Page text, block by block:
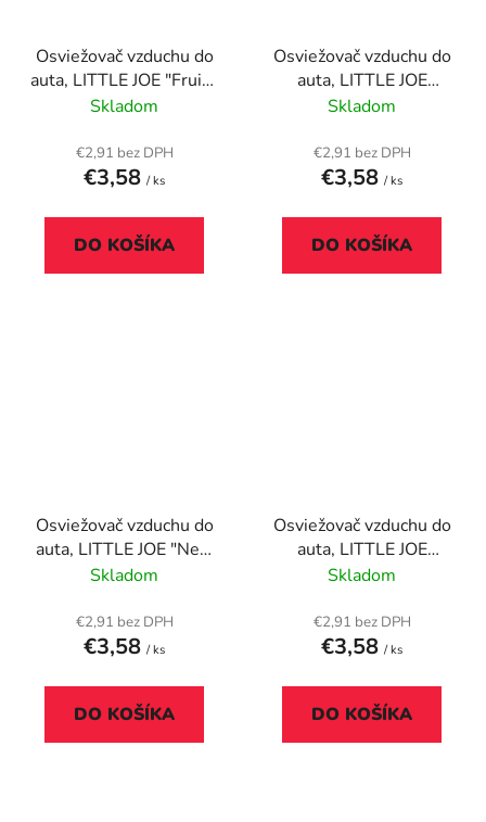
Osviežovač vzduchu do
auta, LITTLE JOE "Fruit",
oranžový
Skladom
€2,91 bez DPH
€3,58 / ks
DO KOŠÍKA
Osviežovač vzduchu do
auta, LITTLE JOE
"Cherry", červený
Skladom
€2,91 bez DPH
€3,58 / ks
DO KOŠÍKA
Osviežovač vzduchu do
auta, LITTLE JOE "New
Car", biely
Skladom
€2,91 bez DPH
€3,58 / ks
DO KOŠÍKA
Osviežovač vzduchu do
auta, LITTLE JOE
"Passion", ružový
Skladom
€2,91 bez DPH
€3,58 / ks
DO KOŠÍKA